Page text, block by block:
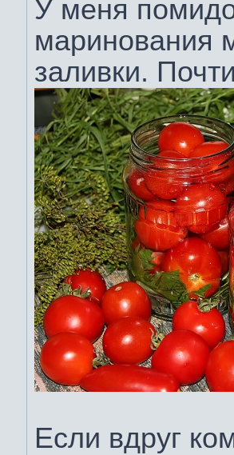
У меня
маринования
заливки.
Если вдруг